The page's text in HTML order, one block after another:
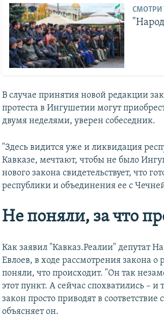
СМОТРИ
В случае принятия новой редакции
протеста в Ингушетии могут
двумя неделями, уверен собеседник.
"Здесь видится уже и ликвидация
Кавказе, мечтают, чтобы не было
нового закона свидетельствует, что
республики и объединения ее с
Не поняли, за что
Как заявил "Кавказ.Реалии" депутат
Евлоев, в ходе рассмотрения закона
поняли, что происходит. "Он так
этот пункт. А сейчас спохватились –
закон просто приводят в
объясняет он.